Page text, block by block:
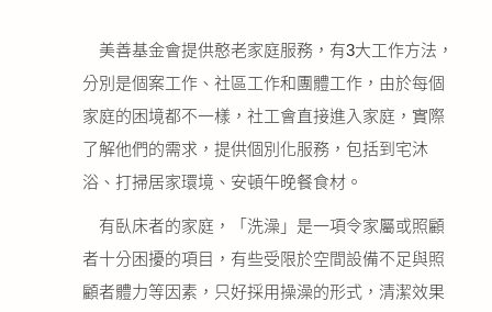
美善基金會提供憨老家庭服務，有3大工作方法，
分別是個案工作、社區工作和團體工作，由於每個
家庭的困境都不一樣，社工會直接進入家庭，實際
了解他們的需求，提供個別化服務，包括到宅沐
浴、打掃居家環境、安頓午晚餐食材。
有臥床者的家庭，「洗澡」是一項令家屬或照顧
者十分困擾的項目，有些受限於空間設備不足與照
顧者體力等因素，只好採用操澡的形式，清潔效果